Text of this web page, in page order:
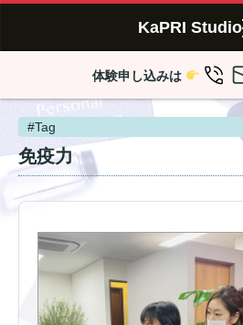
KaPRI Studio
体験申し込みは
#Tag
免疫力